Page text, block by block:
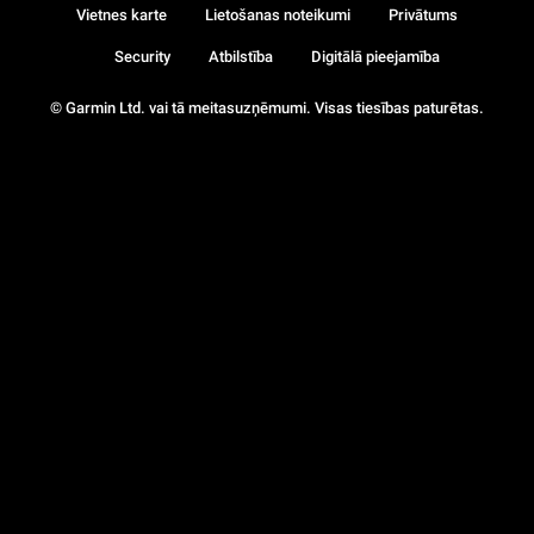
© Garmin Ltd. vai tā meitasuzņēmumi. Visas tiesības paturētas.
Vietnes karte Lietošanas noteikumi Privātums
Security Atbilstība Digitālā pieejamība